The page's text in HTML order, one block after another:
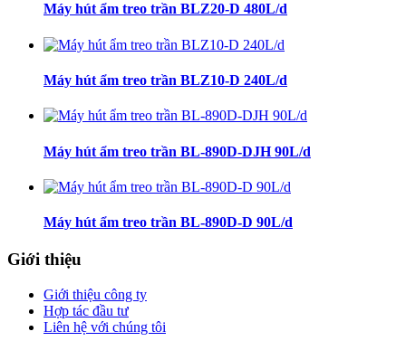
Máy hút ẩm treo trần BLZ20-D 480L/d
Máy hút ẩm treo trần BLZ10-D 240L/d
Máy hút ẩm treo trần BL-890D-DJH 90L/d
Máy hút ẩm treo trần BL-890D-D 90L/d
Giới thiệu
Giới thiệu công ty
Hợp tác đầu tư
Liên hệ với chúng tôi